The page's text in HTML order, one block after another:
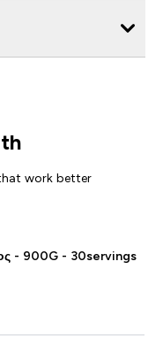
work better
- 900G - 30servings